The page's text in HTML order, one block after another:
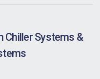
Chiller Systems &